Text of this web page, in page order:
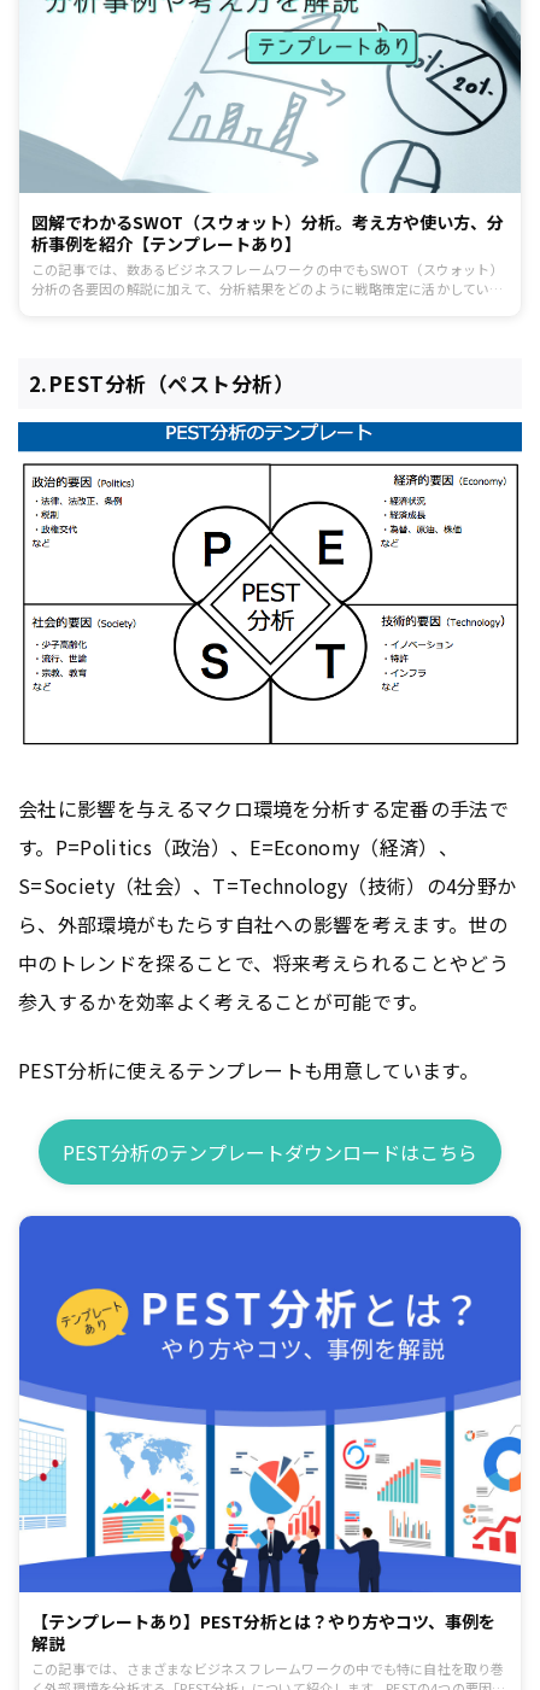
図解でわかるSWOT（スウォット）分析。考え方や使い方、分
析事例を紹介【テンプレートあり】
この記事では、数あるビジネスフレームワークの中でもSWOT（スウォット）
分析の各要因の解説に加えて、分析結果をどのように戦略策定に活かしていけ
2.PEST分析（ペスト分析）
会社に影響を与えるマクロ環境を分析する定番の手法で
す。P=Politics（政治）、E=Economy（経済）、
S=Society（社会）、T=Technology（技術）の4分野か
ら、外部環境がもたらす自社への影響を考えます。世の
中のトレンドを探ることで、将来考えられることやどう
参入するかを効率よく考えることが可能です。
PEST分析に使えるテンプレートも用意しています。
PEST分析のテンプレートダウンロードはこちら
【テンプレートあり】PEST分析とは？やり方やコツ、事例を
解説
この記事では、さまざまなビジネスフレームワークの中でも特に自社を取り巻